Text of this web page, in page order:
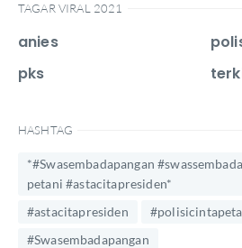
TAGAR VIRAL 2021
anies
pks
HASHTAG
*#Swasembadapangan
petani #astacitapresiden*
#astacitapresiden
#Swasembadapangan